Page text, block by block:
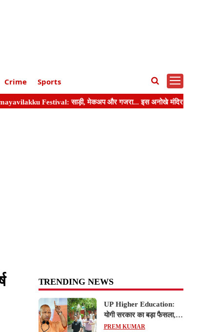
Crime Sports
TRENDING NEWS
UP Higher Education:
योगी सरकार का बड़ा फैसला,
यूपी में 3 नए प्राइवेट
PREM KUMAR